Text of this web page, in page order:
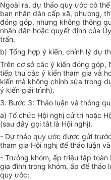
Ngoài ra, dự thảo quy ước có
ban nhân dân cấp xã, phường,
đóng góp, nhưng không thông
nhân dân hoặc quyết định của
trấn.
b) Tổng hợp ý kiến, chỉnh lý dự
Trên cơ sở các ý kiến đóng góp,
tiếp thu các ý kiến tham gia và
kiến mà không chỉnh sửa trong
ý kiến giải trình).
3. Bước 3: Thảo luận và thông
a) Tổ chức Hội nghị cử tri hoặc
(sau đây gọi tắt là Hội nghị).
- Dự thảo quy ước được gửi
tham gia Hội nghị để thảo luận
- Trưởng khóm, ấp triệu tập
gia đình trong khóm, ấp để thảo
quy ước;